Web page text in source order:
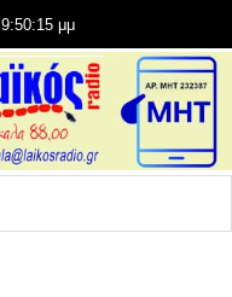
9:50:17 μμ